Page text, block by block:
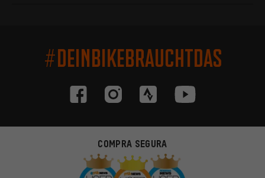
#DEINBIKEBRAUCHTDAS
COMPRA SEGURA